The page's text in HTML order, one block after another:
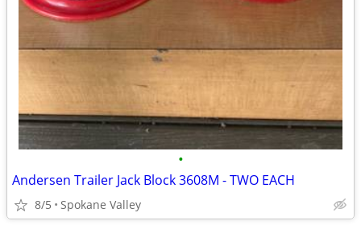
•
Andersen Trailer Jack Block 3608M - TWO EACH
8/5 Spokane Valley